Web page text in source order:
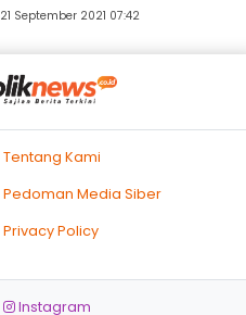
21 September 2021 07:42
Tentang Kami
Pedoman Media Siber
Privacy Policy
Instagram